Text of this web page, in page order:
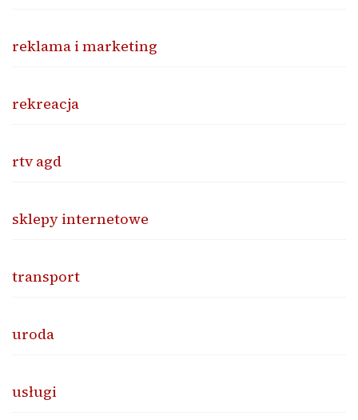
reklama i marketing
rekreacja
rtv agd
sklepy internetowe
transport
uroda
usługi